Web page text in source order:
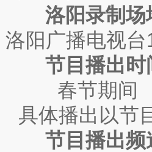
洛阳录制场
洛阳广播电视台
节目播出时
春节期间
具体播出以节
节目播出频